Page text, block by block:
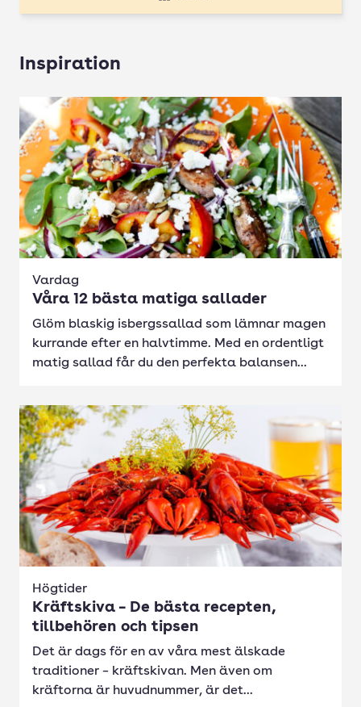
Inspiration
Vardag
Våra 12 bästa matiga sallader
Glöm blaskig isbergssallad som lämnar magen
kurrande efter en halvtimme. Med en ordentligt
matig sallad får du den perfekta balansen...
Högtider
Kräftskiva – De bästa recepten,
tillbehören och tipsen
Det är dags för en av våra mest älskade
traditioner – kräftskivan. Men även om
kräftorna är huvudnummer, är det...